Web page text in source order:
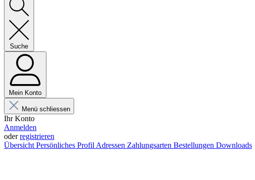
Suche
Mein Konto
Menü schliessen
Ihr Konto
Anmelden
oderregistrieren
Übersicht Persönliches Profil Adressen Zahlungsarten Bestellungen Downloads